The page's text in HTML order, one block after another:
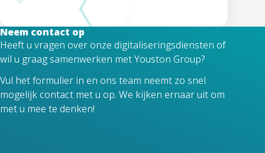
Neem contact op
Heeft u vragen over onze digitaliseringsdiensten of
wil u graag samenwerken met Youston Group?
Vul het formulier in en ons team neemt zo snel
mogelijk contact met u op. We kijken ernaar uit om
met u mee te denken!